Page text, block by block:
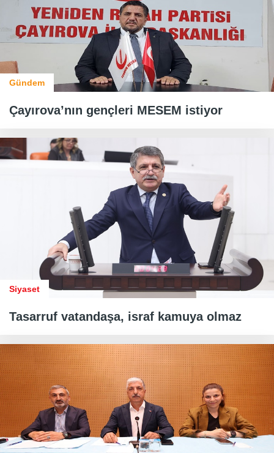
Gündem
Çayırova’nın gençleri MESEM istiyor
Siyaset
Tasarruf vatandaşa, israf kamuya olmaz